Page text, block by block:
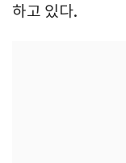
하고 있다.